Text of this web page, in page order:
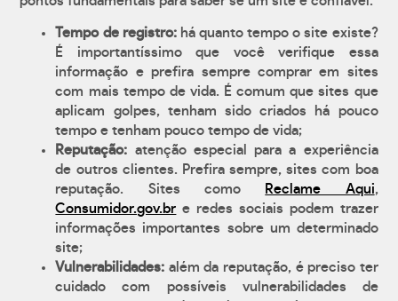
Tempo de registro:há quanto tempo o site existe?
É importantíssimo que você verifique essa
informação e prefira sempre comprar em sites
com mais tempo de vida. É comum que sites que
aplicam golpes, tenham sido criados há pouco
tempo e tenham pouco tempo de vida;
Reputação: atenção especial para a experiência
de outros clientes. Prefira sempre, sites com boa
reputação. Sites como
Reclame Aqui,
Consumidor.gov.br e redes sociais podem trazer
informações importantes sobre um determinado
site;
Vulnerabilidades: além da reputação, é preciso ter
cuidado com possíveis vulnerabilidades de